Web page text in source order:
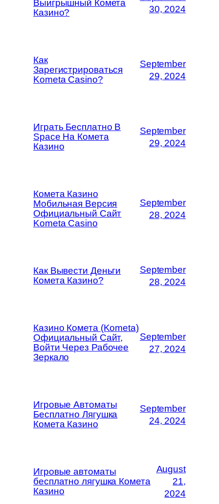
Выигрышный Комета
Казино?
30, 2024
Как
Зарегистрироваться
Kometa Casino?
September
29, 2024
Играть Бесплатно В
Space На Комета
Казино
September
29, 2024
Комета Казино
Мобильная Версия
Официальный Сайт
Kometa Casino
September
28, 2024
Как Вывести Деньги
Комета Казино?
September
28, 2024
Казино Комета (Kometa)
Официальный Сайт,
Войти Через Рабочее
Зеркало
September
27, 2024
Игровые Автоматы
Бесплатно Лягушка
Комета Казино
September
24, 2024
Игровые автоматы
бесплатно лягушка Комета
Казино
August
21,
2024